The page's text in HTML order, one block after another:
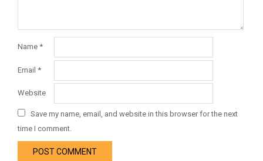
Name *
Email *
Website
Save my name, email, and website in this browser for the next
time I comment.